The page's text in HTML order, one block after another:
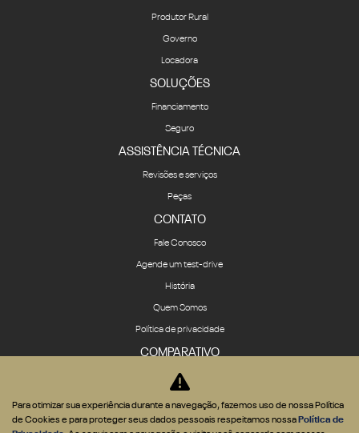
Produtor Rural
Governo
Locadora
SOLUÇÕES
Financiamento
Seguro
ASSISTÊNCIA TÉCNICA
Revisões e serviços
Peças
CONTATO
Fale Conosco
Agende um test-drive
História
Quem Somos
Política de privacidade
COMPARATIVO
Para otimizar sua experiência durante a navegação, fazemos uso de nossa Política
de Cookies e para proteger seus dados pessoais respeitamos nossa Política de